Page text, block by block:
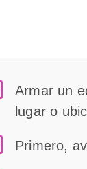
Armar un
lugar o
Primero,